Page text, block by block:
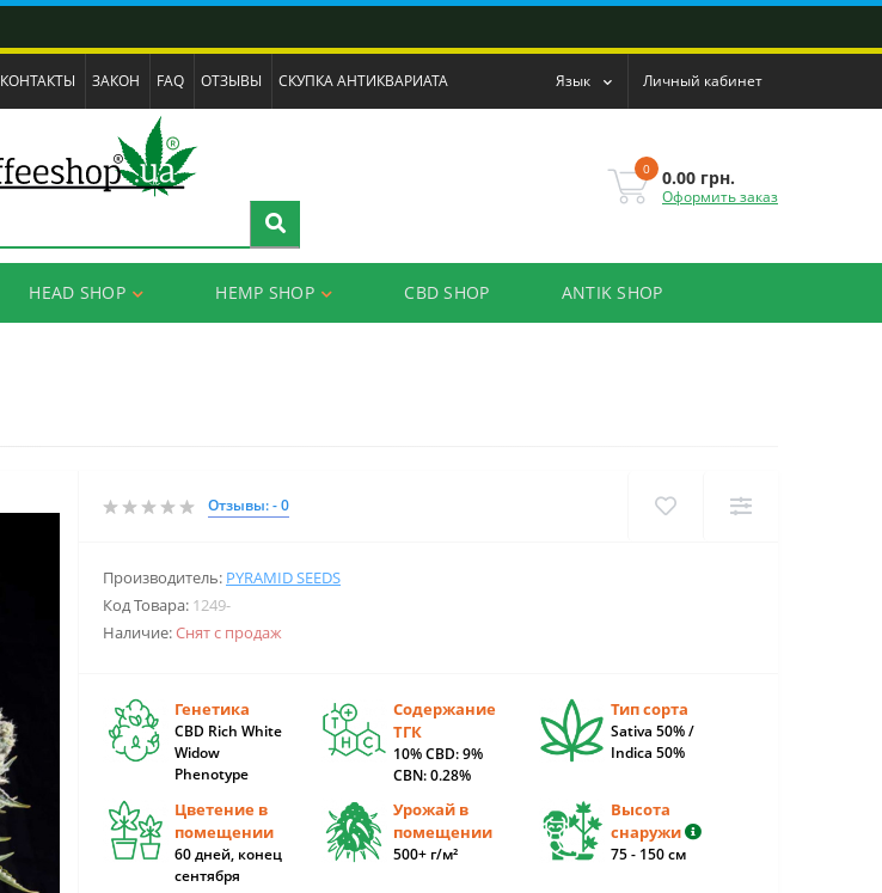
КОНТАКТЫ ЗАКОН FAQ ОТЗЫВЫ СКУПКА АНТИКВАРИАТА Язык Личный кабинет
0 0.00 грн.
Оформить заказ
HEAD SHOP HEMP SHOP CBD SHOP ANTIK SHOP
Отзывы: - 0
Производитель: PYRAMID SEEDS
Код Товара: 1249-
Наличие:Снят с продаж
Генетика
CBD Rich White
Widow
Phenotype
Содержание
ТГК
10% CBD: 9%
CBN: 0.28%
Тип сорта
Sativa 50% /
Indica 50%
Цветение в
помещении
60 дней, конец
сентября
Урожай в
помещении
500+ г/м²
Высота
снаружи
75 - 150 см